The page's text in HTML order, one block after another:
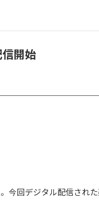
信開始
今回デジタル配信された